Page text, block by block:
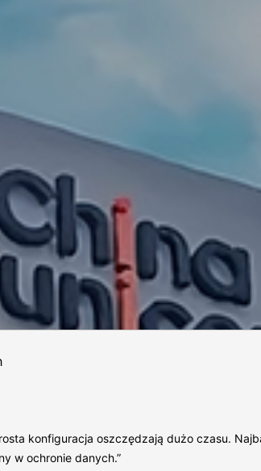
konfiguracja oszczędzają dużo czasu.
w ochronie danych.”